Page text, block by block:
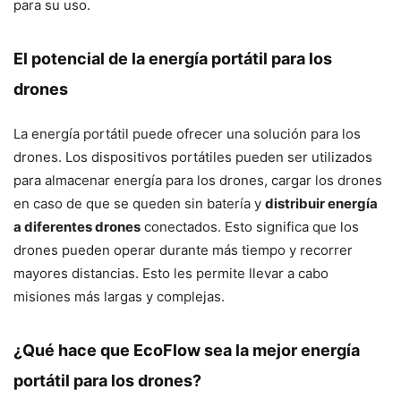
para su uso.
El potencial de la energía portátil para los
drones
La energía portátil puede ofrecer una solución para los
drones. Los dispositivos portátiles pueden ser utilizados
para almacenar energía para los drones, cargar los drones
en caso de que se queden sin batería y distribuir energía
a diferentes drones conectados. Esto significa que los
drones pueden operar durante más tiempo y recorrer
mayores distancias. Esto les permite llevar a cabo
misiones más largas y complejas.
¿Qué hace que EcoFlow sea la mejor energía
portátil para los drones?